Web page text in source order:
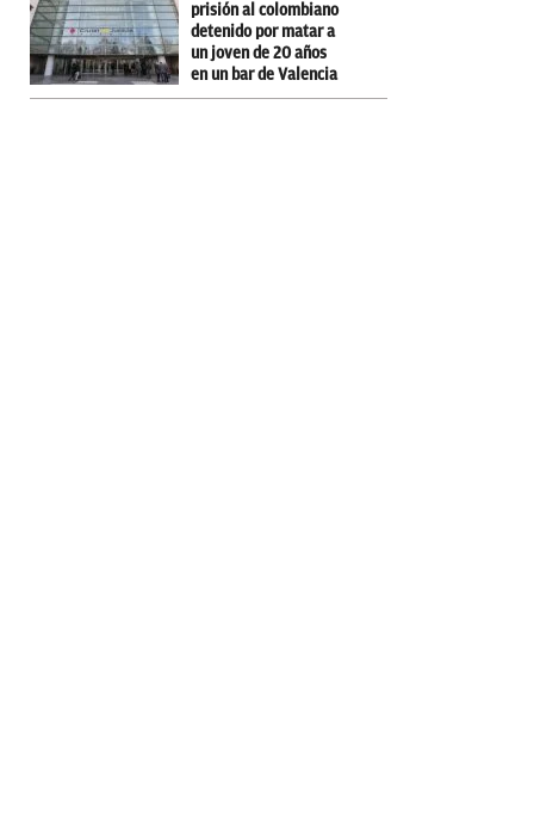
prisión al colombiano
detenido por matar a
un joven de 20 años
en un bar de Valencia